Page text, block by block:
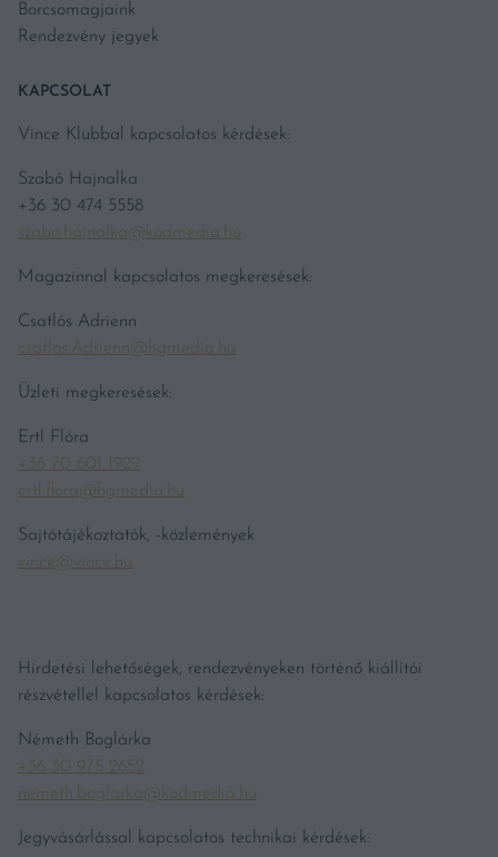
Borcsomagjaink
Rendezvény jegyek
KAPCSOLAT
Vince Klubbal kapcsolatos kérdések:
Szabó Hajnalka
+36 30 474 5558
szabo.hajnalka@kodmedia.hu
Magazinnal kapcsolatos megkeresések:
Csatlós Adrienn
csatlos.Adrienn@hgmedia.hu
Üzleti megkeresések:
Ertl Flóra
+36 70 601 1929
ertl.flora@hgmedia.hu
Sajtótájékoztatók, -közlemények
vince@vince.hu
Hirdetési lehetőségek, rendezvényeken történő kiállítói
részvétellel kapcsolatos kérdések:
Németh Boglárka
+36 30 975 2652
nemeth.boglarka@kodmedia.hu
Jegyvásárlással kapcsolatos technikai kérdések: